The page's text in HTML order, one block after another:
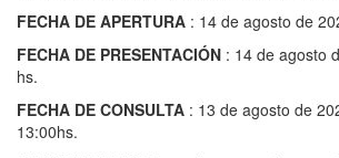
FECHA DE APERTURA : 14 de agosto de
FECHA DE PRESENTACIÓN : 14 de agosto
hs.
FECHA DE CONSULTA : 13 de agosto de
13:00hs.